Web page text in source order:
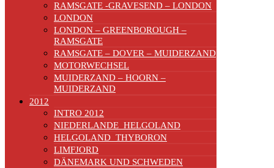
RAMSGATE -GRAVESEND – LONDON
LONDON
LONDON – GREENBOROUGH –
RAMSGATE
RAMSGATE – DOVER – MUIDERZAND
MOTORWECHSEL
MUIDERZAND – HOORN –
MUIDERZAND
2012
INTRO 2012
NIEDERLANDE_HELGOLAND
HELGOLAND_THYBORON
LIMFJORD
DÄNEMARK UND SCHWEDEN